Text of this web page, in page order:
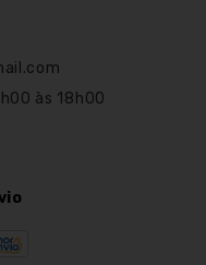
às 18h00